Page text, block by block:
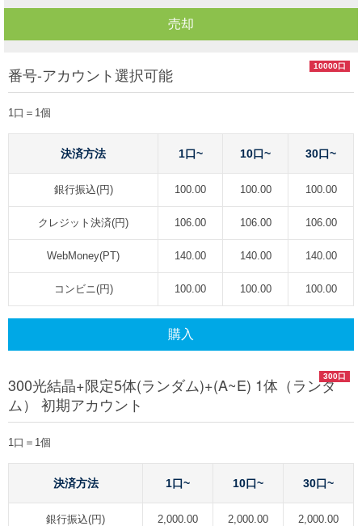
売却
10000口
番号-アカウント選択可能
1口＝1個
決済方法 1口~ 10口~ 30口~
銀行振込(円) 100.00 100.00 100.00
クレジット決済(円) 106.00 106.00 106.00
WebMoney(PT) 140.00 140.00 140.00
コンビニ(円) 100.00 100.00 100.00
購入
300口
300光結晶+限定5体(ランダム)+(A~E) 1体（ランダ
ム） 初期アカウント
1口＝1個
決済方法 1口~ 10口~ 30口~
銀行振込(円) 2,000.00 2,000.00 2,000.00